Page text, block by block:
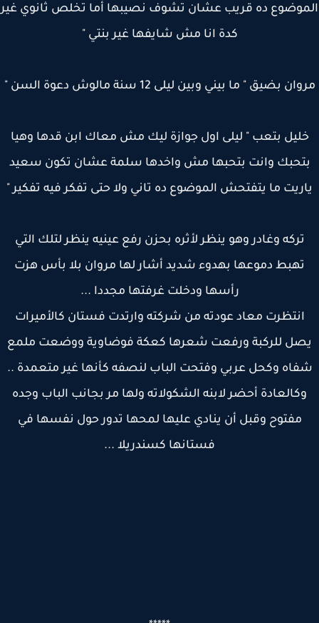
ده قريب عشان تشوف نصيبها أما تخلص ثانوي غير
كدة انا مش شايفها غير بنتي "
بضيق " ما بيني وبين ليلى 12 سنة مالوش دعوة السن "
بتعب " ليلى اول جوازة ليك مش معاك ابن قدها وهيا
وانت بتحبها مش واخدها سلمة عشان تكون سعيد
ما يتفتحش الموضوع ده تاني ولا حتى تفكر فيه تفكير "
تركه وغادر وهو ينظر لأثره بحزن رفع عينيه ينظر لتلك التي
تهبط دموعها بهدوء شديد أشار لها مروان بلا بأس هزت
رأسها ودخلت غرفتها مجددا ...
انتظرت معاد عودته من شركته وارتدت فستان كالأميرات
للركبة ورفعت شعرها كعكة فوضاوية ووضعت ملمع
وكحل عربي وفتحت الباب لنصفه كأنها غير متعمدة ..
وكالعادة أحضر لابنه الشكولاته ولها مر بجانب الباب وجده
مفتوح وقبل أن ينادي عليها لمحها تدور حول نفسها في
فستانها كسندريلا ...